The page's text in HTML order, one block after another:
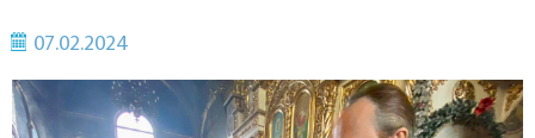
07.02.2024